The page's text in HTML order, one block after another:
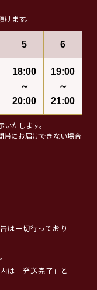
ます。
5 6
18:00
～
20:00
19:00
～
21:00
たします。
帯にお届けできない場合
は一切行っており
は「発送完了」と